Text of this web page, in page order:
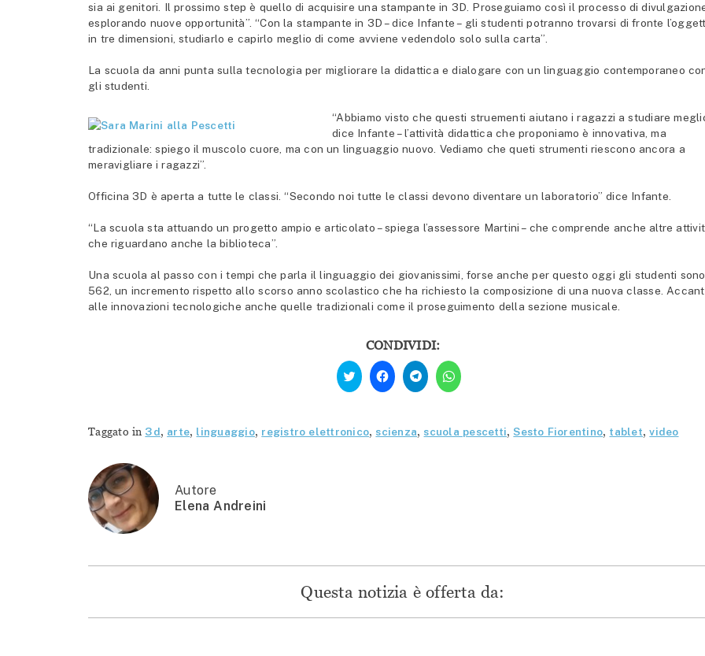
sia ai genitori. Il prossimo step è quello di acquisire una stampante in 3D. Proseguiamo così il processo di
esplorando nuove opportunità”. “Con la stampante in 3D – dice Infante – gli studenti potranno trovarsi di fronte
in tre dimensioni, studiarlo e capirlo meglio di come avviene vedendolo solo sulla carta”.
La scuola da anni punta sulla tecnologia per migliorare la didattica e dialogare con un linguaggio contemporaneo
gli studenti.
“Abbiamo visto che questi struementi aiutano i ragazzi a studiare
dice Infante – l’attività didattica che proponiamo è innovativa, ma
tradizionale: spiego il muscolo cuore, ma con un linguaggio nuovo. Vediamo che queti strumenti riescono ancora a
meravigliare i ragazzi”.
Officina 3D è aperta a tutte le classi. “Secondo noi tutte le classi devono diventare un laboratorio” dice Infante.
“La scuola sta attuando un progetto ampio e articolato – spiega l’assessore Martini – che comprende anche altre
che riguardano anche la biblioteca”.
Una scuola al passo con i tempi che parla il linguaggio dei giovanissimi, forse anche per questo oggi gli studenti sono
562, un incremento rispetto allo scorso anno scolastico che ha richiesto la composizione di una nuova classe.
alle innovazioni tecnologiche anche quelle tradizionali come il proseguimento della sezione musicale.
CONDIVIDI:
Fai
clic
qui
Twitter
(Si
Fai
clic
per
condividere
(Si
apre
Fai
clic
per
condividere
(Si
apre
Fai
clic
per
(Si
apre
Taggato in 3d, arte, linguaggio, registro elettronico, scienza, scuola pescetti,Sesto Fiorentino, tablet,video
Autore
Elena Andreini
Questa notizia è offerta da: